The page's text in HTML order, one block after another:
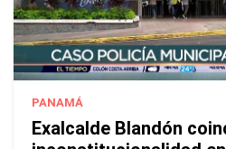
PANAMÁ
Exalcalde Blandón